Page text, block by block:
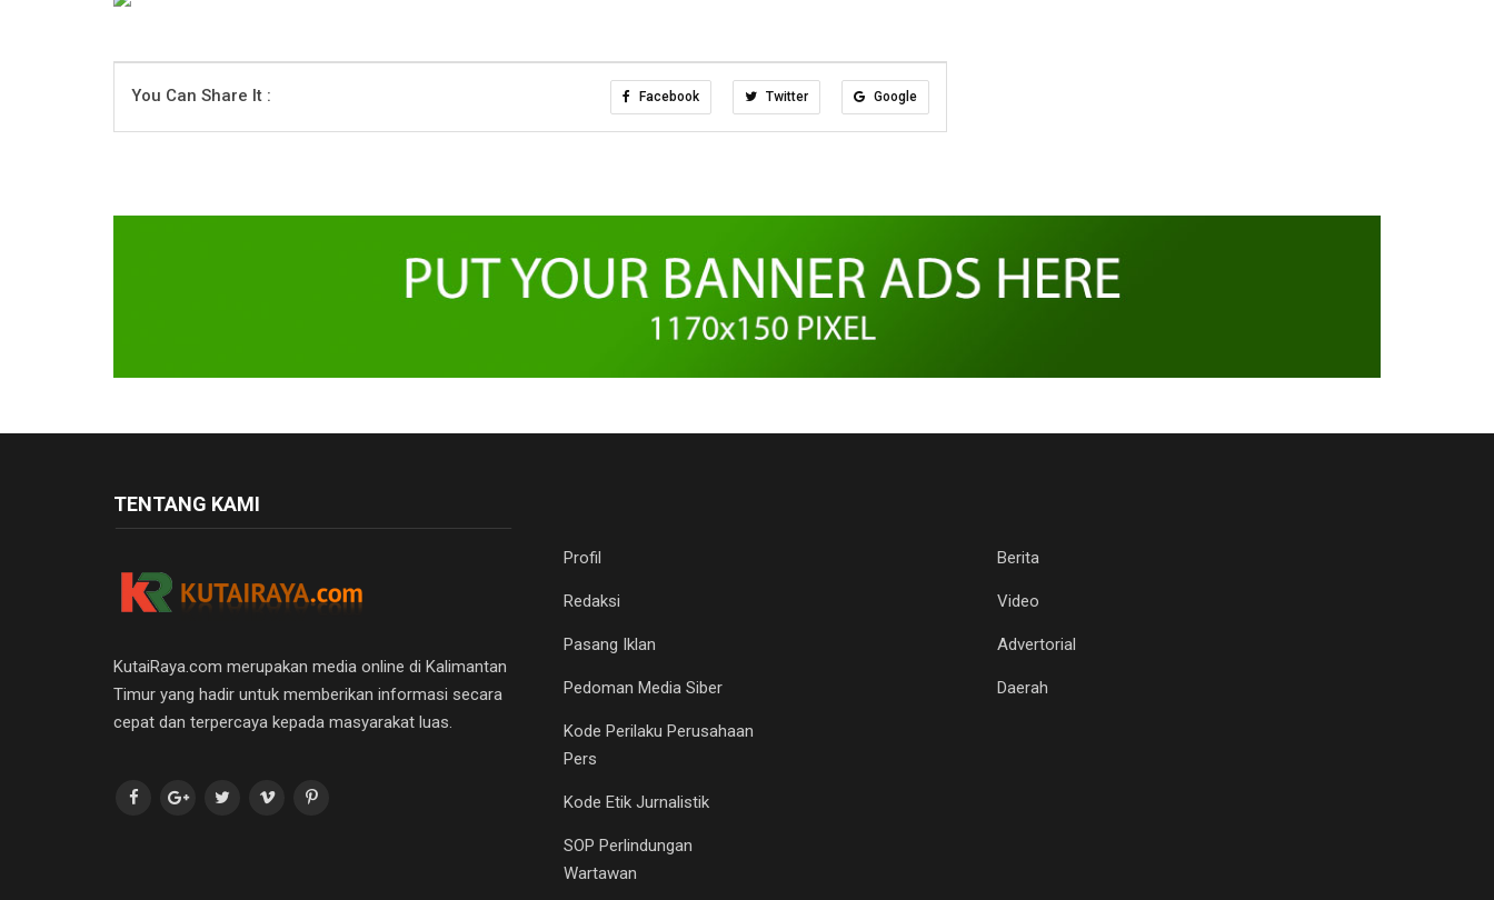
You Can Share It : Facebook Twitter Google
TENTANG KAMI
KutaiRaya.com merupakan media online di Kalimantan
Timur yang hadir untuk memberikan informasi secara
cepat dan terpercaya kepada masyarakat luas.
Profil
Redaksi
Pasang Iklan
Pedoman Media Siber
Kode Perilaku Perusahaan
Pers
Kode Etik Jurnalistik
SOP Perlindungan
Wartawan
Berita
Video
Advertorial
Daerah